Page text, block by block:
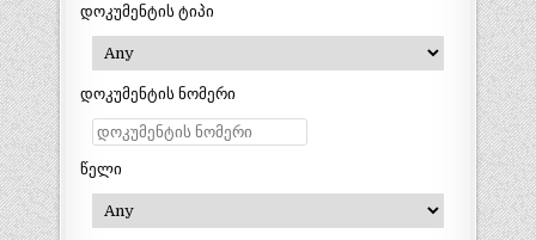
დოკუმენტის ტიპი
დოკუმენტის ნომერი
წელი